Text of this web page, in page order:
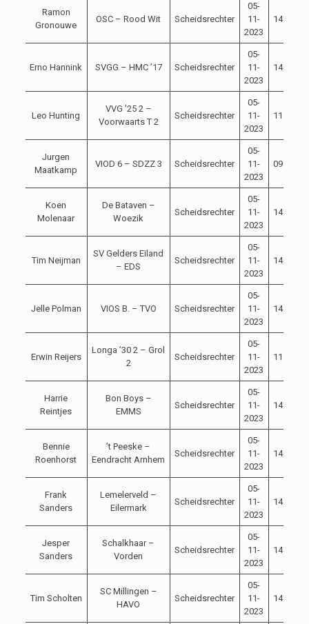
Ramon
Gronouwe
OSC – Rood Wit Scheidsrechter
05-
11-
2023
14:15
Erno Hannink SVGG – HMC ’17 Scheidsrechter
05-
11-
2023
14:00
Leo Hunting
VVG ’25 2 –
Voorwaarts T 2
Scheidsrechter
05-
11-
2023
11:00
Jurgen
Maatkamp
VIOD 6 – SDZZ 3 Scheidsrechter
05-
11-
2023
09:45
Koen
Molenaar
De Bataven –
Woezik
Scheidsrechter
05-
11-
2023
14:00
Tim Neijman
SV Gelders Eiland
– EDS
Scheidsrechter
05-
11-
2023
14:00
Jelle Polman VIOS B. – TVO Scheidsrechter
05-
11-
2023
14:00
Erwin Reijers
Longa ’30 2 – Grol
2
Scheidsrechter
05-
11-
2023
11:00
Harrie
Reintjes
Bon Boys –
EMMS
Scheidsrechter
05-
11-
2023
14:00
Bennie
Roenhorst
’t Peeske –
Eendracht Arnhem
Scheidsrechter
05-
11-
2023
14:00
Frank
Sanders
Lemelerveld –
Eilermark
Scheidsrechter
05-
11-
2023
14:00
Jesper
Sanders
Schalkhaar –
Vorden
Scheidsrechter
05-
11-
2023
14:00
Tim Scholten
SC Millingen –
HAVO
Scheidsrechter
05-
11-
2023
14:30